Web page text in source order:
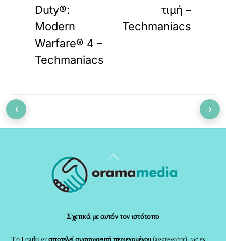
Duty®:
Modern
Warfare® 4 –
Techmaniacs
τιμή –
Techmaniacs
Back
To
Σχετικά με αυτόν τον ιστότοπο
‹ ›